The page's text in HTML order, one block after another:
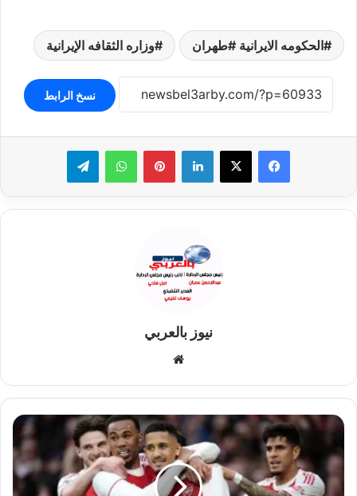
الحكومه الايرانية #طهران وزاره الثقافه الإيرانية
نسخ الرابط
لينكدإن بينتيريستواتساب تيلقرام
نيوز بالعربي
أرسنال
تشكيله
لمواجهة
إيفرتون